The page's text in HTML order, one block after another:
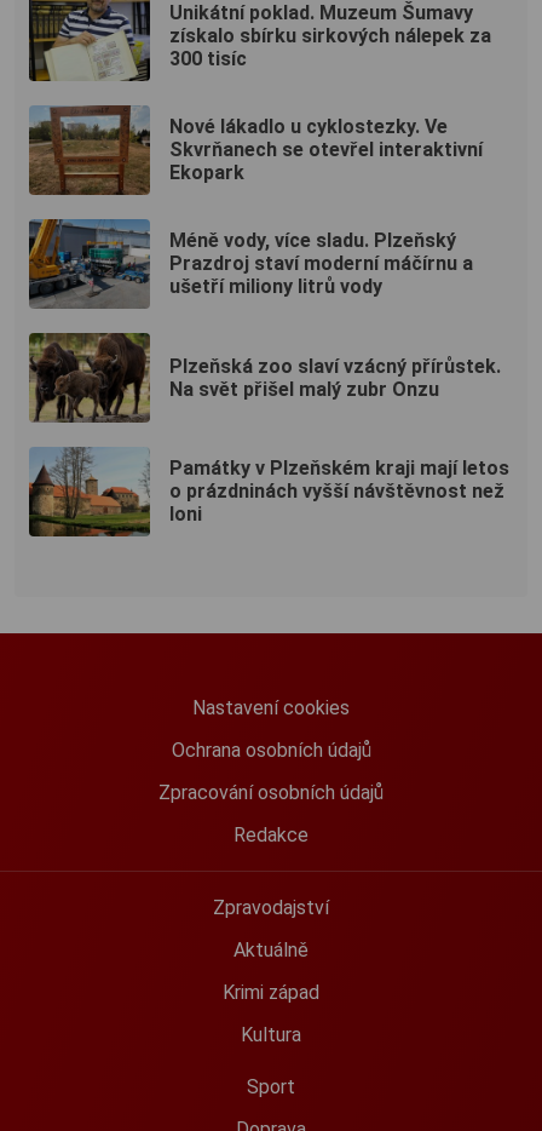
Unikátní poklad. Muzeum Šumavy
získalo sbírku sirkových nálepek za
300 tisíc
Nové lákadlo u cyklostezky. Ve
Skvrňanech se otevřel interaktivní
Ekopark
Méně vody, více sladu. Plzeňský
Prazdroj staví moderní máčírnu a
ušetří miliony litrů vody
Plzeňská zoo slaví vzácný přírůstek.
Na svět přišel malý zubr Onzu
Památky v Plzeňském kraji mají letos
o prázdninách vyšší návštěvnost než
loni
Nastavení cookies
Ochrana osobních údajů
Zpracování osobních údajů
Redakce
Zpravodajství
Aktuálně
Krimi západ
Kultura
Sport